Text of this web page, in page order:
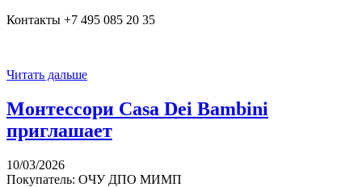
Контакты +7 495 085 20 35
Читать дальше
Монтессори Casa Dei Bambini
приглашает
10/03/2026
Покупатель: ОЧУ ДПО МИМП